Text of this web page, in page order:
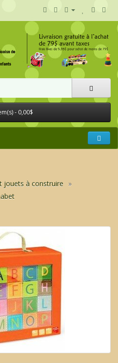
- 0,00$
jouets à construire